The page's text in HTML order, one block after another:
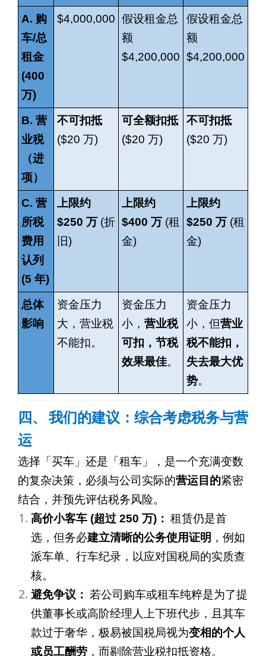
A. 购
车/总
租金
(400
万)
$4,000,000 假设租金总
额
$4,200,000
假设租金总
额
$4,200,000
B. 营
业税
（进
项）
不可扣抵
($20 万)
可全额扣抵
($20 万)
不可扣抵
($20 万)
C. 营
所税
费用
认列
(5 年)
上限约
$250 万 (折
旧)
上限约
$400 万 (租
金)
上限约
$250 万 (租
金)
总体
影响
资金压力
大，营业税
不能扣。
资金压力
小， 营业税
可扣，节税
效果最佳。
资金压力
小，但营业
税不能扣，
失去最大优
势。
四、
我们的建议：综合考虑税务与营
运
选择「买车」还是「租车」，是一个充满变数
的复杂决策，必须与公司实际的营运目的紧密
结合，并预先评估税务风险。
高价小客车 (超过 250 万) ： 租赁仍是首
选，但务必建立清晰的公务使用证明 ，例如
派车单、行车纪录，以应对国税局的实质查
核。
避免争议： 若公司购车或租车纯粹是为了提
供董事长或高阶经理人上下班代步，且其车
款过于奢华，极易被国税局视为变相的个人
或员工酬劳 ，而剔除营业税扣抵资格。